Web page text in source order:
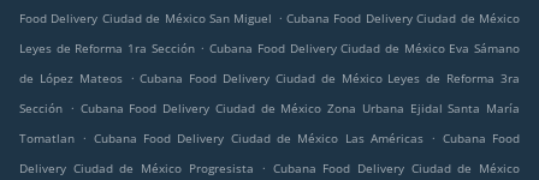
Food Delivery Ciudad de México San Miguel . Cubana Food Delivery Ciudad de México
Leyes de Reforma 1ra Sección . Cubana Food Delivery Ciudad de México Eva Sámano
de López Mateos . Cubana Food Delivery Ciudad de México Leyes de Reforma 3ra
Sección . Cubana Food Delivery Ciudad de México Zona Urbana Ejidal Santa María
Tomatlan . Cubana Food Delivery Ciudad de México Las Américas . Cubana Food
Delivery Ciudad de México Progresista
. Cubana Food Delivery Ciudad de México